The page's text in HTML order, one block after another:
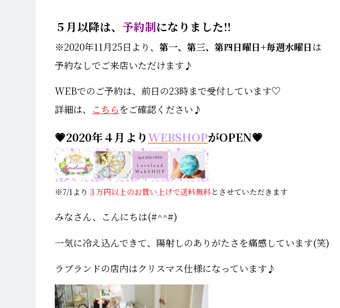
５月以降は、 予約制になりました!!
※2020年11月25日より、 第一、第三、第四日曜日+毎週水曜日は
予約なしでご来店いただけます♪
WEBでのご予約は、前日の23時まで受付しています♡
詳細は、
こちらをご確認ください♪
💗2020年４月よりWEBSHOPがOPEN💗
※7/1より ３万円以上のお買い上げで送料無料とさせていただきます
みなさん、こんにちは(#^^#)
一気に冷え込んできて、陽射しのありがたさを痛感しています(笑)
ラブランドの店内はクリスマス仕様になっています♪